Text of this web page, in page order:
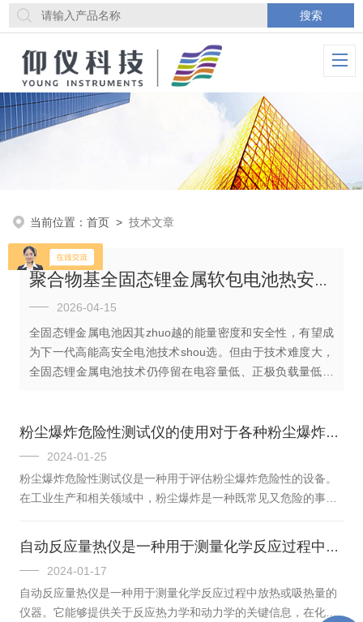
当前位置：首页 >技术文章
聚合物基全固态锂金属软包电池热安全性能研究
2026-04-15
全固态锂金属电池因其zhuo越的能量密度和安全性，有望成
为下一代高能高安全电池技术shou选。但由于技术难度大，
全固态锂金属电池技术仍停留在电容量低、正极负载量低的
粉尘爆炸危险性测试仪的使用对于各种粉尘爆炸危险性评估具有重要意义
2024-01-25
粉尘爆炸危险性测试仪是一种用于评估粉尘爆炸危险性的设备。
在工业生产和相关领域中，粉尘爆炸是一种既常见又危险的事故
炸危险性测试仪的使用变得十分重要。粉尘爆炸危险性测试仪采
用一系列方法和参数，评估粉尘产生的爆炸危险性。以下是该测
试仪的一些主要功能和特点：1.收集粉尘样本：该设备能够收集
实际工作环境中的粉尘样本，以检测和分析其成分和特性。2.测
量粉尘浓度：通过测量粉尘样本中的粉尘浓度，可以评估火灾和
自动反应量热仪是一种用于测量化学反应过程中放热或吸热量的仪器
2024-01-17
自动反应量热仪是一种用于测量化学反应过程中放热或吸热量的
仪器。它能够提供关于反应热力学和动力学的关键信息，在化学